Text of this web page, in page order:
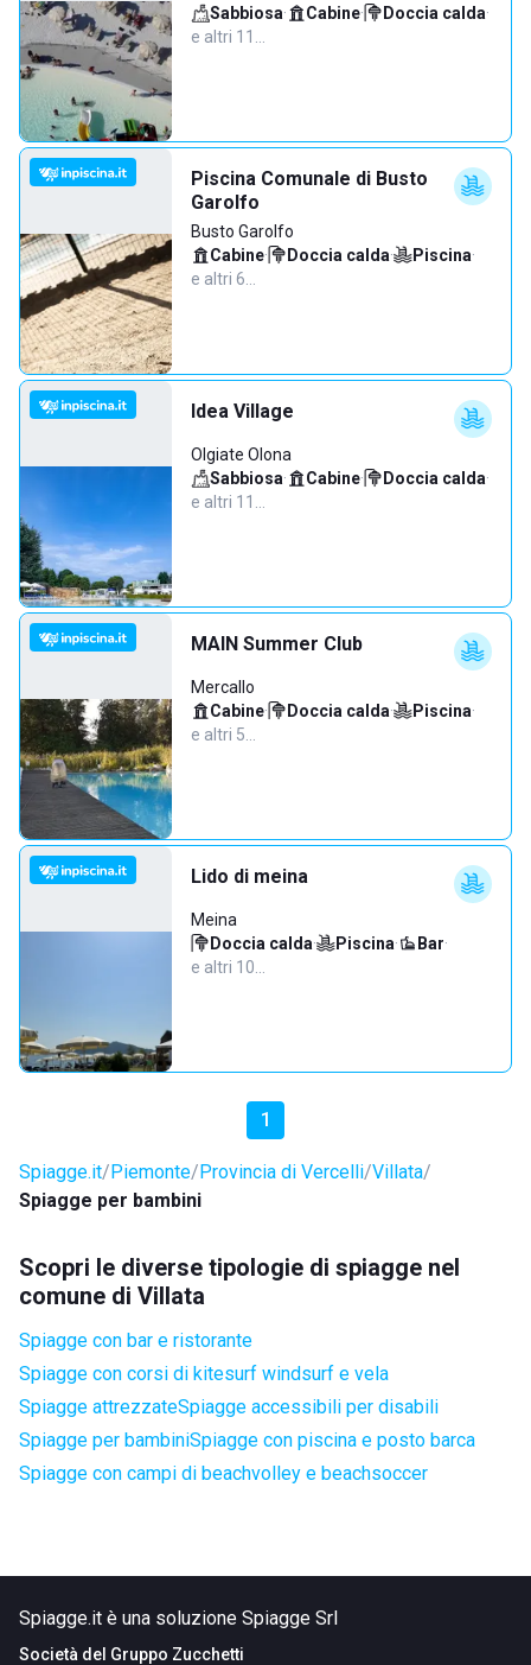
Sabbiosa· Cabine· Doccia calda·
e altri 11…
Piscina Comunale di Busto
Garolfo
Busto Garolfo
Cabine· Doccia calda· Piscina·
e altri 6…
Idea Village
Olgiate Olona
Sabbiosa· Cabine· Doccia calda·
e altri 11…
MAIN Summer Club
Mercallo
Cabine· Doccia calda· Piscina·
e altri 5…
Lido di meina
Meina
Doccia calda· Piscina· Bar·
e altri 10…
1
Spiagge.it Piemonte Provincia di Vercelli Villata
Spiagge per bambini
Scopri le diverse tipologie di spiagge nel
comune di Villata
Spiagge con bar e ristorante
Spiagge con corsi di kitesurf windsurf e vela
Spiagge attrezzateSpiagge accessibili per disabili
Spiagge per bambiniSpiagge con piscina e posto barca
Spiagge con campi di beachvolley e beachsoccer
Spiagge.it è una soluzione Spiagge Srl
Società del Gruppo Zucchetti